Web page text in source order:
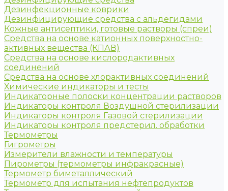
Дезинфекционные коврики
Дезинфицирующие средства с альдегидами
Кожные антисептики, готовые растворы (спреи)
Средства на основе катионных поверхностно-
активных вещества (КПАВ)
Средства на основе кислородактивных
соединений
Средства на основе хлорактивных соединений
Химические индикаторы и тесты
Индикаторные полоски концентрации растворов
Индикаторы контроля Воздушной стерилизации
Индикаторы контроля Газовой стерилизации
Индикаторы контроля предстерил. обработки
Термометры
Гигрометры
Измерители влажности и температуры
Пирометры (термометры инфракрасные)
Термометр биметаллический
Термометр для испытания нефтепродуктов